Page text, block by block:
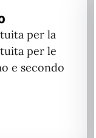
per la
per le
e secondo